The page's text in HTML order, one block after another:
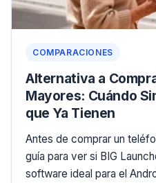
COMPARACIONES
Alternativa a
Mayores: Cuándo
que Ya Tienen
Antes de comprar un
guía para ver si BIG
software ideal para el